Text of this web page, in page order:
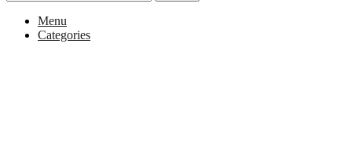
Menu
Categories